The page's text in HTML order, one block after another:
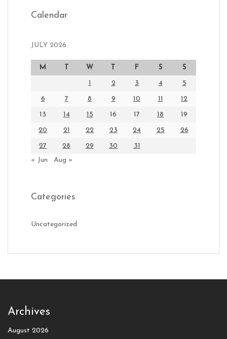
Calendar
JULY 2026
M T W T F S S
1 2 3 4 5
6 7 8 9 10 11 12
13 14 15 16 17 18 19
20 21 22 23 24 25 26
27 28 29 30
31
« Jun
Aug »
Categories
Uncategorized
Archives
August 2026